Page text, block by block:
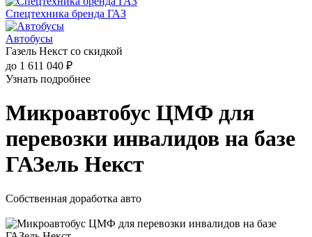
Спецтехника бренда ГАЗ
Автобусы
Газель Некст со скидкой
до 1 611 040 ₽
Узнать подробнее
Микроавтобус ЦМФ для
перевозки инвалидов на базе
ГАЗель Некст
Собственная доработка авто